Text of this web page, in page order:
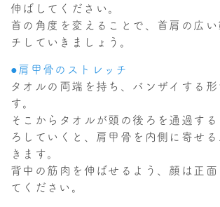
伸ばしてください。
首の角度を変えることで、首肩の広
チしていきましょう。
●肩甲骨のストレッチ
タオルの両端を持ち、バンザイする
す。
そこからタオルが頭の後ろを通過す
ろしていくと、肩甲骨を内側に寄せ
きます。
背中の筋肉を伸ばせるよう、顔は正
てください。